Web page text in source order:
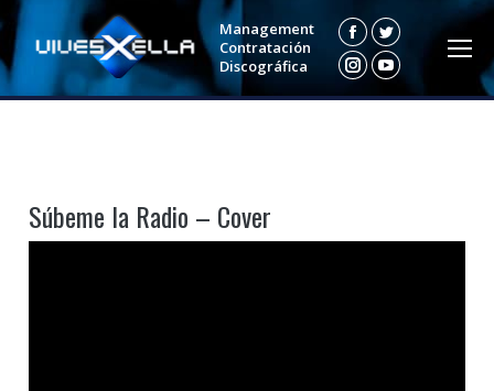
Management
Contratación
Discográfica
FacebookTwitter
Instagram
YouTube
Súbeme la Radio – Cover